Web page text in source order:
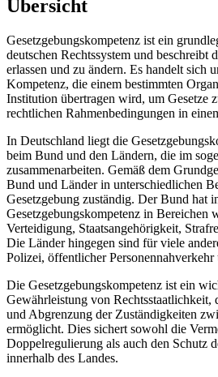
Übersicht
Gesetzgebungskompetenz ist ein
deutschen Rechtssystem und beschreibt
erlassen und zu ändern. Es handelt sich
Kompetenz, die einem bestimmten
Institution übertragen wird, um Gesetze
rechtlichen Rahmenbedingungen in
In Deutschland liegt die
beim Bund und den Ländern, die im
zusammenarbeiten. Gemäß dem
Bund und Länder in unterschiedlichen
Gesetzgebung zuständig. Der Bund hat
Gesetzgebungskompetenz in Bereichen
Verteidigung, Staatsangehörigkeit,
Die Länder hingegen sind für viele
Polizei, öffentlicher
Die Gesetzgebungskompetenz ist ein
Gewährleistung von Rechtsstaatlichkeit,
und Abgrenzung der Zuständigkeiten
ermöglicht. Dies sichert sowohl die
Doppelregulierung als auch den Schutz
innerhalb des Landes.